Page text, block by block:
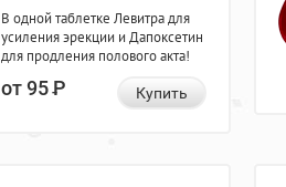
В одной таблетке Левитра для
усиления эрекции и Дапоксетин
для продления полового акта!
от 95Р Купить